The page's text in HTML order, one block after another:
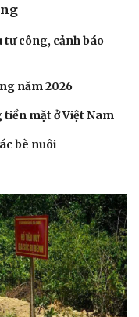
thời sự
cho bé
tâm hồn
tư công, cảnh báo
năm 2026
mặt ở Việt Nam
bè nuôi